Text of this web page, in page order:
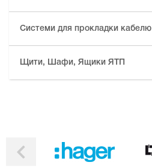
Системи для прокладки кабелю
Щити, Шафи, Ящики ЯТП